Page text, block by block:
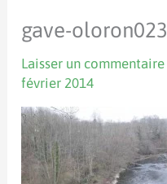
gave-oloron023
Laisser un commentaire
février 2014